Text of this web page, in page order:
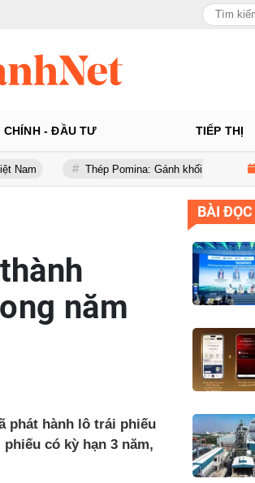
CHÍNH - ĐẦU TƯ TIẾP THỊ
Thép Pomina: Gánh khối nợ hơn 5.500 tỷ đồng, lãi
năm
phát hành lô trái phiếu
có kỳ hạn 3 năm,
BÀI